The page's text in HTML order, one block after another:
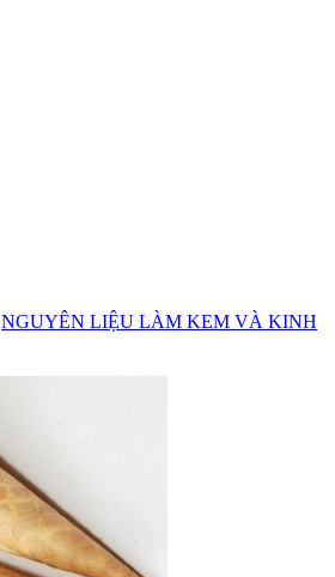
NGUYÊN LIỆU LÀM KEM VÀ KINH